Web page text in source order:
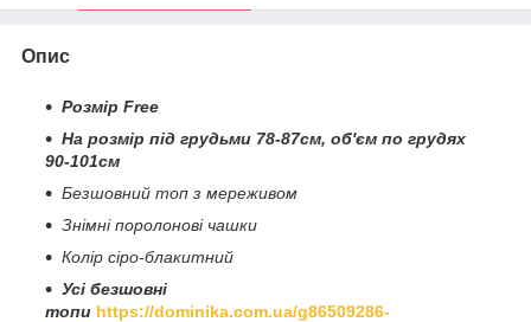
Опис
Розмір Free
На розмір під грудьми 78-87см, об'єм по грудях
90-101см
Безшовний топ з мереживом
Знімні поролонові чашки
Колір сіро-блакитний
Усі безшовні
топи https://dominika.com.ua/g86509286-